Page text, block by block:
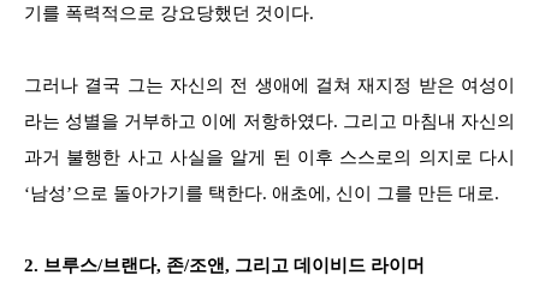
기를 폭력적으로 강요당했던 것이다.
그러나 결국 그는 자신의 전 생애에 걸쳐 재지정 받은 여성이
라는 성별을 거부하고 이에 저항하였다. 그리고 마침내 자신의
과거 불행한 사고 사실을 알게 된 이후 스스로의 의지로 다시
‘남성’으로 돌아가기를 택한다. 애초에, 신이 그를 만든 대로.
2. 브루스/브랜다, 존/조앤, 그리고 데이비드 라이머